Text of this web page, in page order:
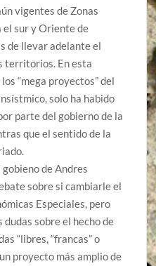
vigentes de Zonas
el sur y Oriente de
de llevar adelante el
territorios. En esta
“mega proyectos” del
solo ha habido
parte del gobierno de la
que el sentido de la
de Andres
sobresi cambiarle el
Especiales, pero
sobre el hecho de
“libres, “francas” o
un proyecto más amplio de